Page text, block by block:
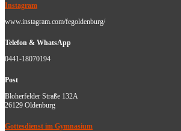
Instagram
www.instagram.com/fegoldenburg/
Telefon & WhatsApp
0441-18070194
Post
Bloherfelder Straße 132A
26129 Oldenburg
Gottesdienst im Gymnasium